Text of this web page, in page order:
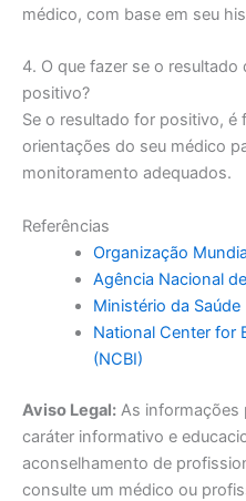
médico, com base em seu
4. O que fazer se o
positivo?
Se o resultado for positivo, é
orientações do seu médico
monitoramento adequados.
Referências
Organização
Agência Nacional
Ministério da Saúde
National Center for
(NCBI)
Aviso Legal: As informações
caráter informativo e
aconselhamento de
consulte um médico ou